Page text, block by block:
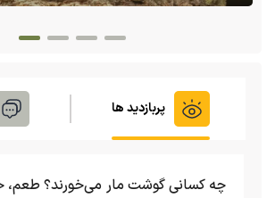
پربازدید ها
چه کسانی گوشت مار می‌خورند؟